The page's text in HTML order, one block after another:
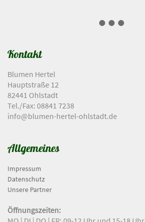
Kontakt
Blumen Hertel
Hauptstraße 12
82441 Ohlstadt
Tel./Fax: 08841 7238
info@blumen-hertel-ohlstadt.de
Allgemeines
Impressum
Datenschutz
Unsere Partner
Öffnungszeiten: